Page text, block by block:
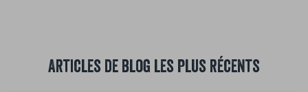
Articles de blog les plus récents